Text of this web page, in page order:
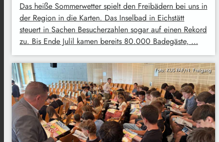
Das heiße Sommerwetter spielt den Freibädern bei uns in
der Region in die Karten. Das Inselbad in Eichstätt
steuert in Sachen Besucherzahlen sogar auf einen Rekord
zu. Bis Ende Julil kamen bereits 80.000 Badegäste, …
Foto: KUS PAF/N. Freigang